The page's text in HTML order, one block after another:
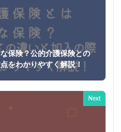
保険？公的介護保険との
をわかりやすく解説！
Next